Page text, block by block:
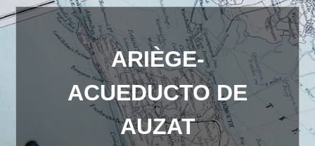
ARIÈGE-
ACUEDUCTO DE
AUZAT